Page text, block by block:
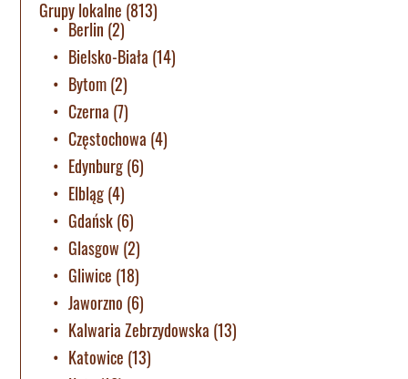
Grupy lokalne (813)
Berlin (2)
Bielsko-Biała (14)
Bytom(2)
Czerna (7)
Częstochowa (4)
Edynburg(6)
Elbląg(4)
Gdańsk(6)
Glasgow (2)
Gliwice (18)
Jaworzno (6)
Kalwaria Zebrzydowska (13)
Katowice (13)